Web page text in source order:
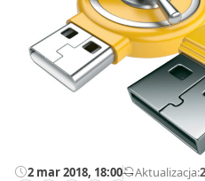
2 mar 2018, 18:00—Aktualizacja: